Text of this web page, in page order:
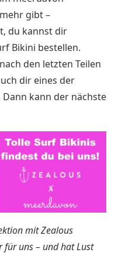
gibt –
du kannst dir
Bikini bestellen.
nach den letzten Teilen
dir eines der
kann der nächste
mit Zealous
für uns – und hat Lust